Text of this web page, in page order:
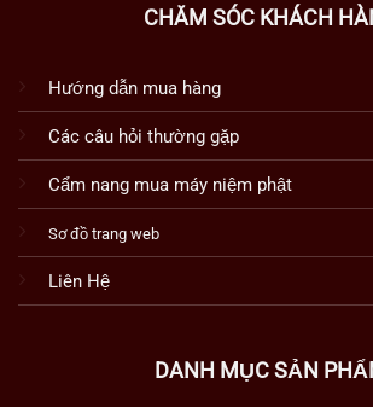
CHĂM SÓC KHÁCH
Hướng dẫn mua hàng
Các câu hỏi thường gặp
Cẩm nang mua máy niệm phật
Sơ đồ trang web
Liên Hệ
DANH MỤC SẢN